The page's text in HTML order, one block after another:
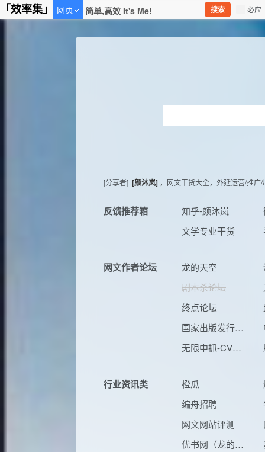
「效率集」 网页 搜索 必应
Copyright © 2021 深圳市一零动力信息科技有限公司 All Rights Reserved
粤ICP备16014734号-1
粤公网安备 44030902000049号